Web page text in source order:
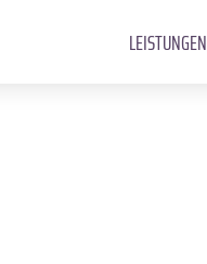
LEISTUNGEN